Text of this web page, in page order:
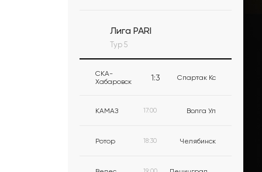
Лига PARI
Тур 5
СКА-
Хабаровск
1:3 Спартак Кс
КАМАЗ 17:00 Волга Ул
Ротор 18:30 Челябинск